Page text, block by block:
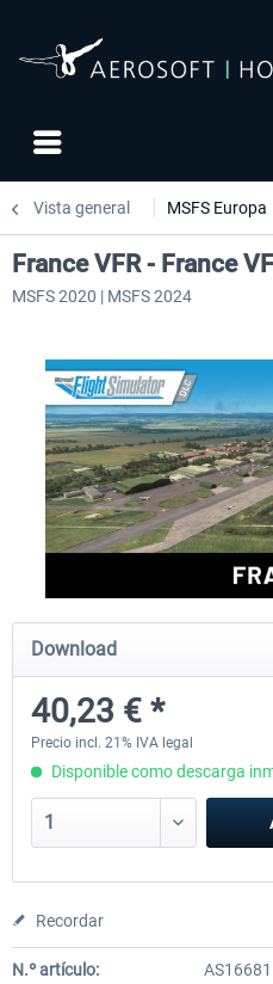
Vista general MSFS Europa
Aerosoft Mega Airport Brussels
25,37 € *
France VFR - France
MSFS 2020 | MSFS 2024
Download
40,23 € *
Precio incl. 21% IVA legal
Disponible como descarga
Recordar
N.º artículo:
AS16681